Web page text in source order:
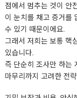
점에서 멈추는 것이 안
이 눈치를 채고 증거를
수 있기 때문이에요.
그래서 저희는 보통 핵
있습니다.
즉 단순히 조사만 하는
마무리까지 고려한 전